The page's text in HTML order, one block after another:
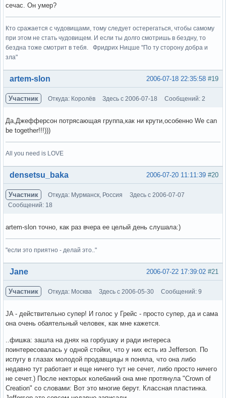
сечас. Он умер?
Кто сражается с чудовищами, тому следует остерегаться, чтобы самому
при этом не стать чудовищем. И если ты долго смотришь в бездну, то
бездна тоже смотрит в тебя. Фридрих Ницше "По ту сторону добра и
зла"
Вне форума #19
2006-07-18 22:35:58
artem-slon
Участник Откуда: Королёв Здесь с 2006-07-18 Сообщений: 2
Да,Джефферсон потрясающая группа,как ни крути,особенно We can
be together!!!)))
All you need is LOVE
Вне форума #20
2006-07-20 11:11:39
densetsu_baka
Участник Откуда: Мурманск, Россия
Здесь с 2006-07-07
Сообщений: 18
artem-slon точно, как раз вчера ее целый день слушала:)
"если это приятно - делай это.."
Вне форума #21
2006-07-22 17:39:02
Jane
Участник Откуда: Москва Здесь с 2006-05-30 Сообщений: 9
JA - действительно супер! И голос у Грейс - просто супер, да и сама
она очень обаятельный человек, как мне кажется.
..фишка: зашла на днях на горбушку и ради интереса
поинтересовалась у одной стойки, что у них есть из Jefferson. По
испугу в глазах молодой продавщицы я поняла, что она либо
недавно тут работает и еще ничего тут не сечет, либо просто ничего
не сечет.) После некторых колебаний она мне протянула "Crown of
Creation" со словами: Вот это многие берут. Классная пластинка.